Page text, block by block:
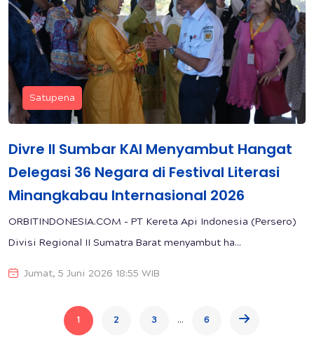
Satupena
Divre II Sumbar KAI Menyambut Hangat
Delegasi 36 Negara di Festival Literasi
Minangkabau Internasional 2026
ORBITINDONESIA.COM - PT Kereta Api Indonesia (Persero)
Divisi Regional II Sumatra Barat menyambut ha...
Jumat, 5 Juni 2026 18:55 WIB
1 2 3 ... 6